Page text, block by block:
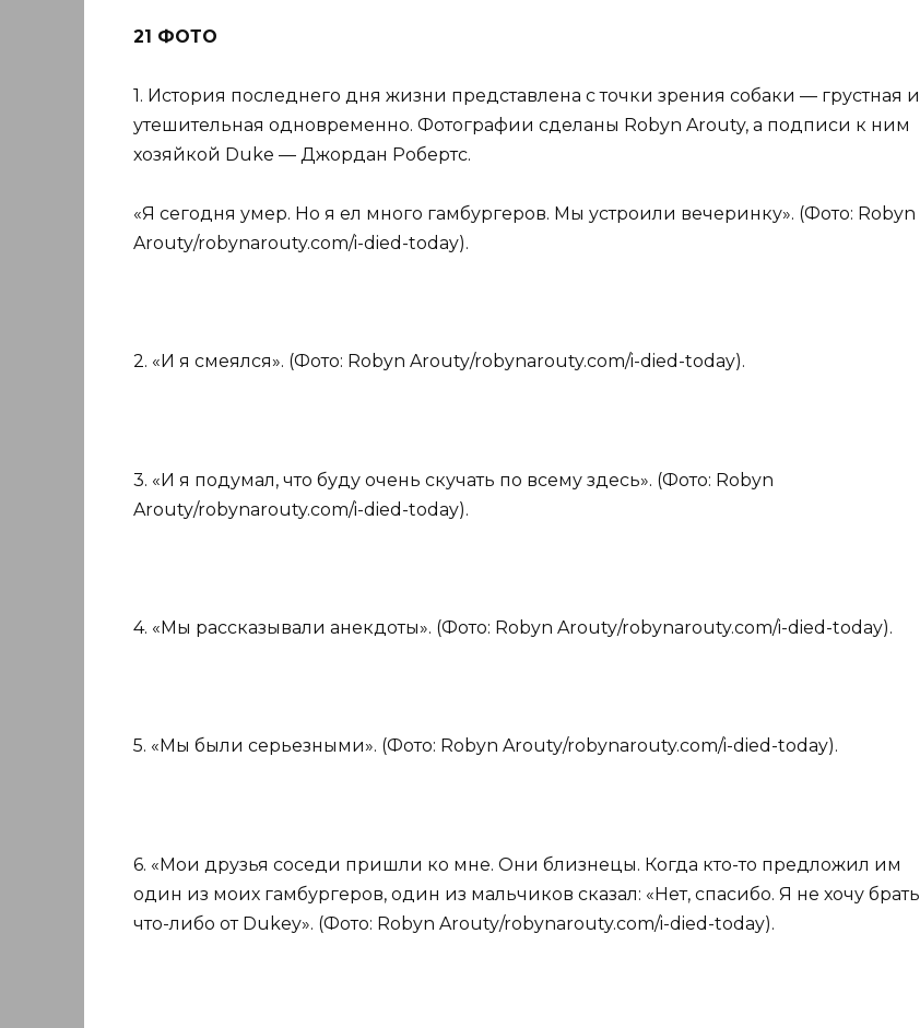
21 ФОТО
1. История последнего дня жизни представлена с точки зрения собаки — грустная и
утешительная одновременно. Фотографии сделаны Robyn Arouty, а подписи к ним
хозяйкой Duke — Джордан Робертс.
«Я сегодня умер. Но я ел много гамбургеров. Мы устроили вечеринку». (Фото: Robyn
Arouty/robynarouty.com/i-died-today).
2. «И я смеялся». (Фото: Robyn Arouty/robynarouty.com/i-died-today).
3. «И я подумал, что буду очень скучать по всему здесь». (Фото: Robyn
Arouty/robynarouty.com/i-died-today).
4. «Мы рассказывали анекдоты». (Фото: Robyn Arouty/robynarouty.com/i-died-today).
5. «Мы были серьезными». (Фото: Robyn Arouty/robynarouty.com/i-died-today).
6. «Мои друзья соседи пришли ко мне. Они близнецы. Когда кто-то предложил им
один из моих гамбургеров, один из мальчиков сказал: «Нет, спасибо. Я не хочу брать
что-либо от Dukey». (Фото: Robyn Arouty/robynarouty.com/i-died-today).